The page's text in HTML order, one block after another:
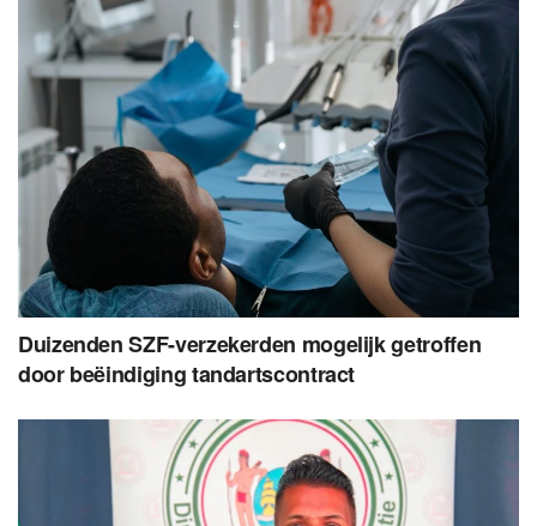
Duizenden SZF-verzekerden mogelijk getroffen
door beëindiging tandartscontract